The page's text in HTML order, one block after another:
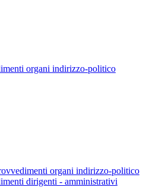
organi indirizzo-politico
organi indirizzo-politico
dirigenti - amministrativi